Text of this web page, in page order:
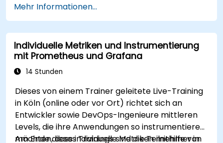
Grafana für große Datensätze und komplexe
Visualisierungen einzurichten.
Fortgeschrittene Strategien zur
Fehlerbehebung sowie zur Skalierung zu
implementieren.
Mehr Informationen...
Individuelle Metriken und Instrumentierung
mit Prometheus und Grafana
14 Stunden
Dieses von einem Trainer geleitete Live-Training
in Köln (online oder vor Ort) richtet sich an
Entwickler sowie DevOps-Ingenieure mittleren
Levels, die ihre Anwendungen so instrumentieren
möchten, dass individuelle Metriken mithilfe von
Am Ende dieses Trainings sind die Teilnehmer in